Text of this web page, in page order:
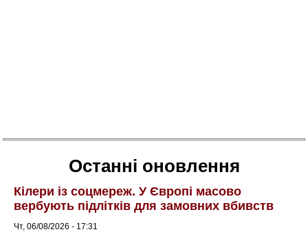
Останні оновлення
Кілери із соцмереж. У Європі масово
вербують підлітків для замовних вбивств
Чт, 06/08/2026 - 17:31